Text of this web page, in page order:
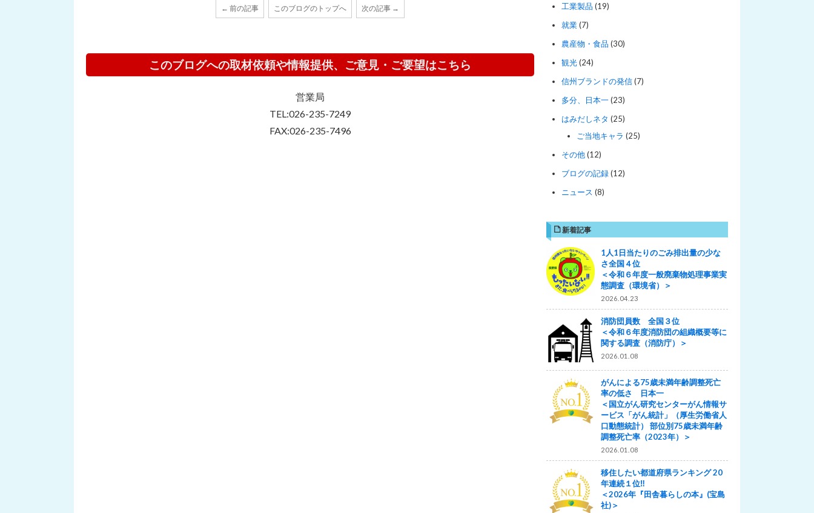
← 前の記事 このブログのトップへ 次の記事 →
このブログへの取材依頼や情報提供、ご意見・ご要望はこちら
営業局
TEL:026-235-7249
FAX:026-235-7496
工業製品 (19)
就業(7)
農産物・食品 (30)
観光(24)
信州ブランドの発信(7)
多分、日本一(23)
はみだしネタ (25)
ご当地キャラ (25)
その他(12)
ブログの記録(12)
ニュース (8)
新着記事
1人1日当たりのごみ排出量の少な
さ全国４位
＜令和６年度一般廃棄物処理事業実
態調査（環境省）＞
2026.04.23
消防団員数 全国３位
＜令和６年度消防団の組織概要等に
関する調査（消防庁）＞
2026.01.08
がんによる75歳未満年齢調整死亡
率の低さ 日本一
＜国立がん研究センターがん情報サ
ービス「がん統計」（厚生労働省人
口動態統計） 部位別75歳未満年齢
調整死亡率（2023年）＞
2026.01.08
移住したい都道府県ランキング 20
年連続１位‼
＜2026年『田舎暮らしの本』(宝島
社)＞